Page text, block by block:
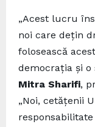
„Acest lucru
noi care dețin
folosească
democrația și o
Mitra Sharifi,
„Noi, cetățenii